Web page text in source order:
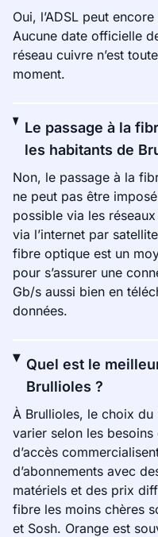
Oui, l’ADSL peut
Aucune date officielle
réseau cuivre n’est
moment.
Le passage à la
les habitants de
Non, le passage à la
ne peut pas être
possible via les
via l’internet par
fibre optique est un
pour s’assurer une
Gb/s aussi bien en
données.
Quel est le
Brullioles ?
À Brullioles, le choix du
varier selon les
d’accès
d’abonnements avec
matériels et des prix
fibre les moins chères
et Sosh. Orange est